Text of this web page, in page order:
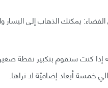
يمكنك الذهاب إلى اليسار
كنت ستقوم بتكبير نقطة
خمسة أبعاد إضافيّة لا نراها.